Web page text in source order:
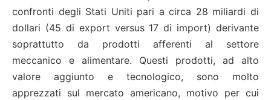
confronti degli Stati Uniti pari a circa 28 miliardi di
dollari (45 di export versus 17 di import) derivante
soprattutto da prodotti afferenti al settore
meccanico e alimentare. Questi prodotti, ad alto
valore aggiunto e tecnologico, sono molto
apprezzati sul mercato americano, motivo per cui